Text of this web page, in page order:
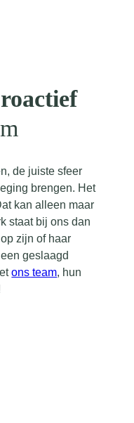
de juiste sfeer
brengen. Het
kan alleen maar
staat bij ons dan
zijn of haar
geslaagd
ons team, hun